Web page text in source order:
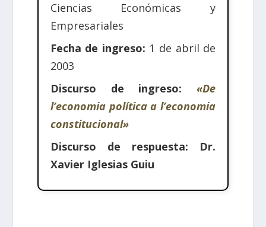
Ciencias Económicas y
Empresariales
Fecha de ingreso: 1 de abril de
2003
Discurso de ingreso:«De
l’economia política a l’economia
constitucional»
Discurso de respuesta:
Dr.
Xavier Iglesias Guiu